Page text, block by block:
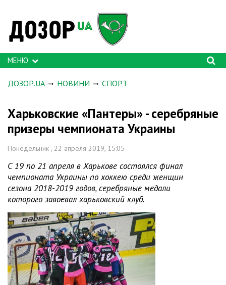
МЕНЮ
ДОЗОР.UA НОВИНИ СПОРТ
Харьковские «Пантеры» - серебряные
призеры чемпионата Украины
Понедельник , 22 апреля 2019, 15:05
С 19 по 21 апреля в Харькове состоялся финал
чемпионата Украины по хоккею среди женщин
сезона 2018-2019 годов, серебряные медали
которого завоевал харьковский клуб.